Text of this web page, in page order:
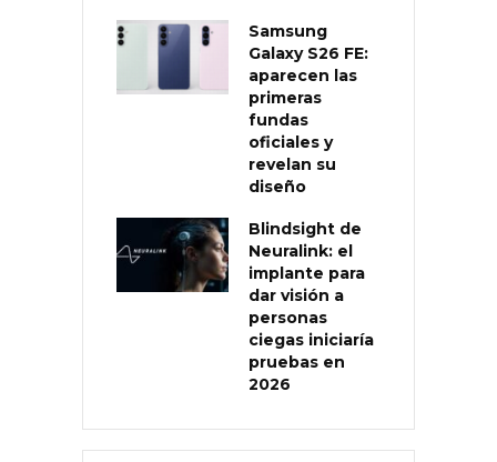
Samsung
Galaxy S26 FE:
aparecen las
primeras
fundas
oficiales y
revelan su
diseño
Blindsight de
Neuralink: el
implante para
dar visión a
personas
ciegas iniciaría
pruebas en
2026